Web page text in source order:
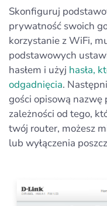
Skonfiguruj
prywatność swoich
korzystanie z WiFi,
podstawowych
hasłem i użyj hasła,
odgadnięcia.
gości opisową nazwę
zależności od tego,
twój router, możesz
lub wyłączenia